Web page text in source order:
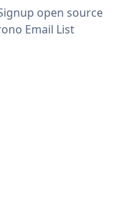
open source
Email List